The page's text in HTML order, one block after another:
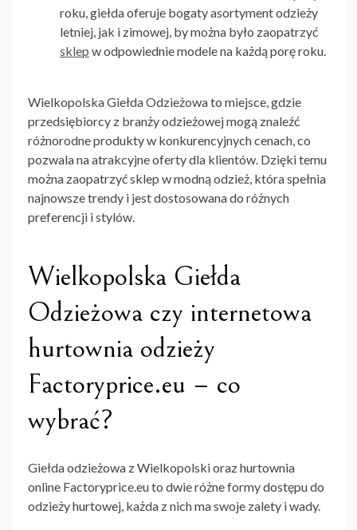
roku, giełda oferuje bogaty asortyment odzieży
letniej, jak i zimowej, by można było zaopatrzyć
sklep w odpowiednie modele na każdą porę roku.
Wielkopolska Giełda Odzieżowato miejsce, gdzie
przedsiębiorcy z branży odzieżowej mogą znaleźć
różnorodne produkty w konkurencyjnych cenach, co
pozwala na atrakcyjne oferty dla klientów. Dzięki temu
można zaopatrzyć sklep w modną odzież, która spełnia
najnowsze trendy i jest dostosowana do różnych
preferencji i stylów.
Wielkopolska Giełda
Odzieżowa czy internetowa
hurtownia odzieży
Factoryprice.eu – co
wybrać?
Giełda odzieżowa z Wielkopolski orazhurtownia
online Factoryprice.euto dwie różne formy dostępu do
odzieży hurtowej, każda z nich ma swoje zalety i wady.